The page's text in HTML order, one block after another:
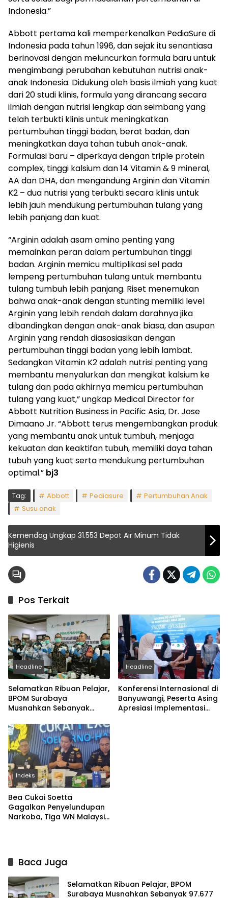
Indonesia.”
Abbott pertama kali memperkenalkan PediaSure di
Indonesia pada tahun 1996, dan sejak itu senantiasa
berinovasi dengan meluncurkan formula baru untuk
mengimbangi perubahan kebutuhan nutrisi anak-
anak Indonesia. Didukung oleh basis ilmiah yang kuat
dari 20 studi klinis, formula yang dirancang secara
ilmiah dengan nutrisi lengkap dan seimbang yang
telah terbukti klinis untuk meningkatkan
pertumbuhan tinggi badan, berat badan, dan
meningkatkan daya tahan tubuh anak-anak.
Formulasi baru – diperkaya dengan triple protein
complex, tinggi kalsium dan 14 Vitamin & 9 mineral,
AA dan DHA, dan mengandung Arginin dan Vitamin
K2 – dua nutrisi yang terbukti secara klinis untuk
lebih jauh mendukung pertumbuhan tulang yang
lebih panjang dan kuat.
“Arginin adalah asam amino penting yang
memainkan peran dalam pertumbuhan tinggi
badan. Arginin memicu multiplikasi sel pada
lempeng pertumbuhan tulang untuk membantu
tulang tumbuh lebih panjang. Riset menemukan
bahwa anak-anak dengan stunting memiliki level
Arginin yang lebih rendah dalam darahnya jika
dibandingkan dengan anak-anak biasa, dan asupan
Arginin yang rendah diasosiasikan dengan
pertumbuhan tinggi badan yang lebih lambat.
Sedangkan Vitamin K2 adalah nutrisi penting yang
membantu menyalurkan dan mengikat kalsium ke
tulang dan pada akhirnya memicu pertumbuhan
tulang yang kuat,” ungkap Medical Director for
Abbott Nutrition Business in Pacific Asia, Dr. Jose
Dimaano Jr. “Abbott terus mengembangkan produk
yang membantu anak untuk tumbuh, menjaga
kekuatan dan keaktifan tubuh, memiliki daya tahan
tubuh yang kuat serta mendukung pertumbuhan
optimal.” bj3
Tag: Abbott Pediasure
Pertumbuhan Anak
Susu anak
Kemendag Ungkap 31.553 Depot Air Minum Tidak
Higienis
Pos Terkait
Headline
Selamatkan Ribuan Pelajar,
BPOM Surabaya
Musnahkan Sebanyak
Headline
Konferensi Internasional di
Banyuwangi, Peserta Asing
Apresiasi Implementasi
Indeks
Bea Cukai Soetta
Gagalkan Penyelundupan
Narkoba, Tiga WN Malaysia
Baca Juga
Selamatkan Ribuan Pelajar, BPOM
Surabaya Musnahkan Sebanyak 97.677